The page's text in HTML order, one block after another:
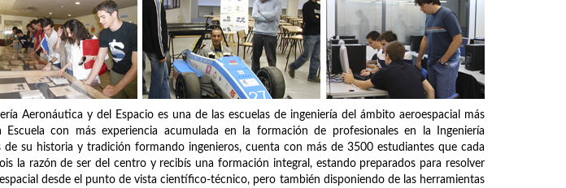
Aeronáutica y del Espacio es una de las escuelas de ingeniería del ámbito aeroespacial más
con más experiencia acumulada en la formación de profesionales en la Ingeniería
de su historia y tradición formando ingenieros, cuenta con más de 3500 estudiantes que cada
la razón de ser del centro y recibís una formación integral, estando preparados para resolver
desde el punto de vista científico-técnico, pero también disponiendo de las herramientas